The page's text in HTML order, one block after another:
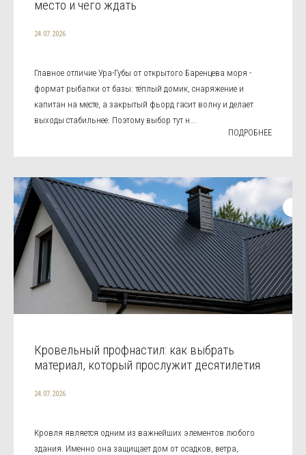
место и чего ждать
24.07.2026
Главное отличие Ура-Губы от открытого Баренцева моря -
формат рыбалки от базы: тёплый домик, снаряжение и
капитан на месте, а закрытый фьорд гасит волну и делает
выходы стабильнее. Поэтому выбор тут н...
ПОДРОБНЕЕ
Кровельный профнастил: как выбрать
материал, который прослужит десятилетия
24.07.2026
Кровля является одним из важнейших элементов любого
здания. Именно она защищает дом от осадков, ветра,